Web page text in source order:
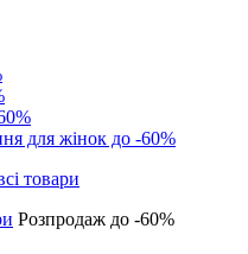
для жінок до -60%
Розпродаж до -60%